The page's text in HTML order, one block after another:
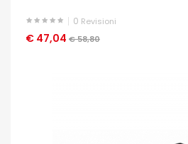
0 Revisioni
€ 47,04 € 58,80
OCCHIATA VELOCE